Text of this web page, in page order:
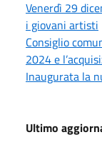
Venerdì 29
i giovani artisti
Consiglio
2024 e
Inaugurata la
Ultimo